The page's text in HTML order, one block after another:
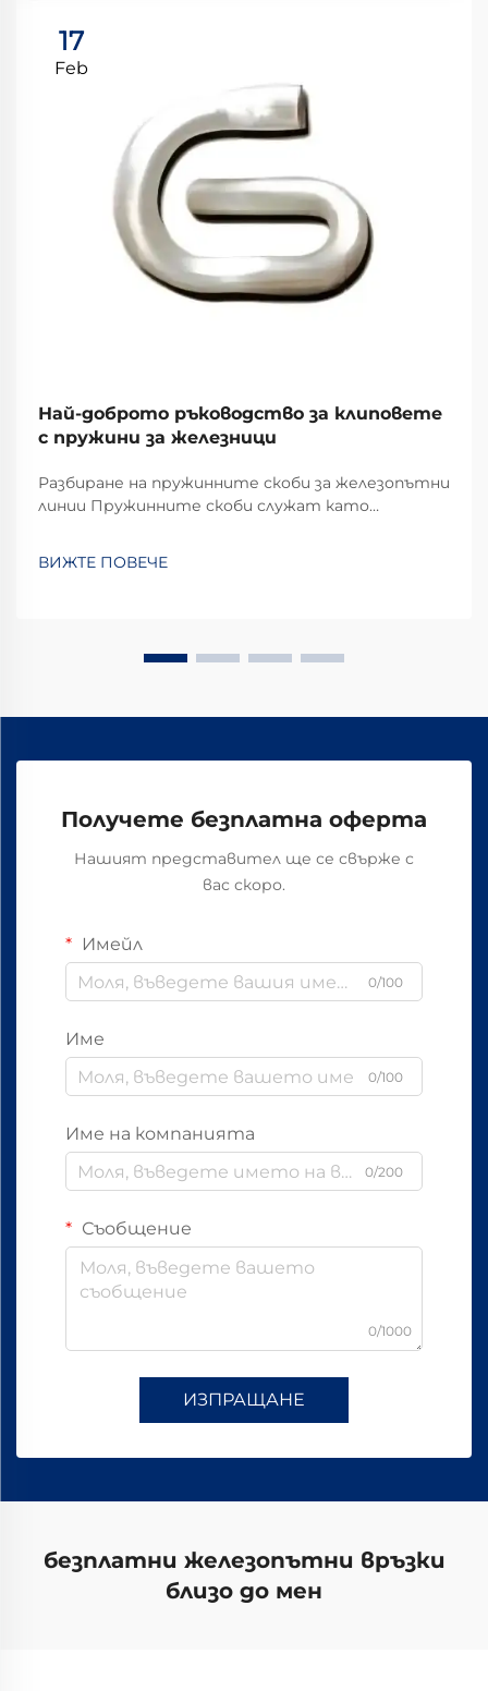
17
Feb
Най-доброто ръководство за клиповете
с пружини за железници
Разбиране на пружинните скоби за железопътни
линии Пружинните скоби служат като
системи по целия свят. Те осигуряват
ВИЖТЕ ПОВЕЧЕ
Получете безплатна оферта
Нашият представител ще се свърже с
вас скоро.
Имейл
0/100
Име
0/100
Име на компанията
0/200
Съобщение
0/1000
ИЗПРАЩАНЕ
безплатни железопътни връзки
близо до мен